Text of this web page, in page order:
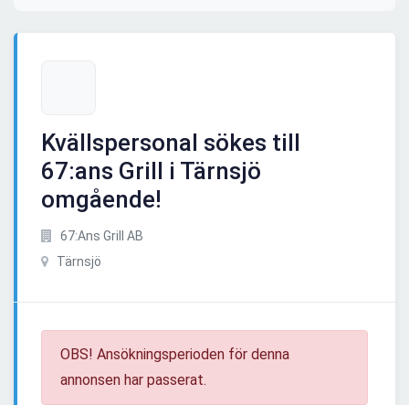
Kvällspersonal sökes till
67:ans Grill i Tärnsjö
omgående!
67:Ans Grill AB
Tärnsjö
OBS! Ansökningsperioden för denna
annonsen har passerat.